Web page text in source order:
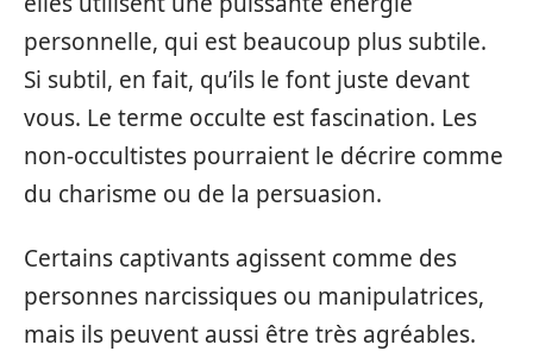
personnelle, qui est beaucoup plus subtile.
Si subtil, en fait, qu’ils le font juste devant
vous. Le terme occulte est fascination. Les
non-occultistes pourraient le décrire comme
du charisme ou de la persuasion.
Certains captivants agissent comme des
personnes narcissiques ou manipulatrices,
mais ils peuvent aussi être très agréables.